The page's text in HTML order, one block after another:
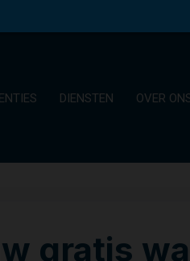
DIENSTEN OVER
gratis